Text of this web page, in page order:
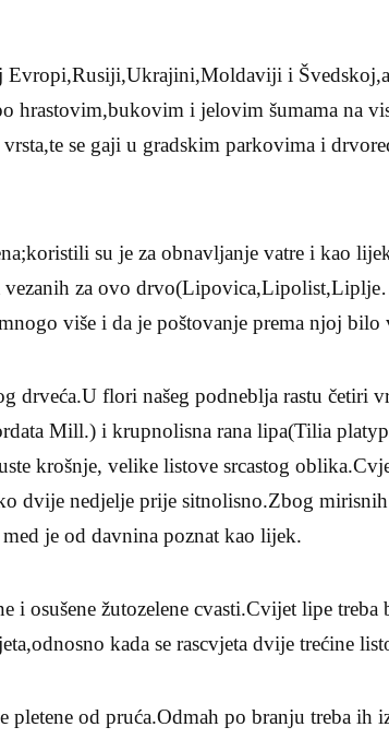
Evropi,Rusiji,Ukrajini,Moldaviji i
hrastovim,bukovim i jelovim šumama na
se gaji u gradskim parkovima i
su je za obnavljanje vatre i kao
za ovo
više i da je poštovanje prema njoj bilo
drveća.U flori našeg podneblja rastu četiri
Mill.) i krupnolisna rana lipa(Tilia
krošnje, velike listove srcastog
dvije nedjelje prije sitnolisno.Zbog
je od davnina poznat kao lijek.
i osušene žutozelene cvasti.Cvijet lipe
kada se rascvjeta dvije trećine
pletene od pruća.Odmah po branju treba ih